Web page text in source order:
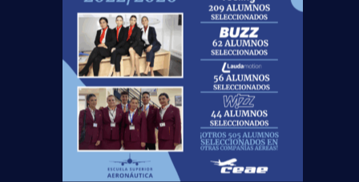
¡CUÉNTANOS TU EXPERIENCIA!
¡Enhorabuena por conseguir tu
primer trabajo como Auxiliar de
Vuelo TCP!
Muchísimas gracias por haber
confiado en nosotros para despegar